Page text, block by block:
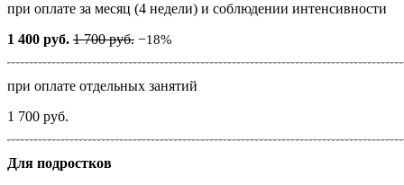
при оплате за месяц (4 недели) и соблюдении интенсивности
1 400 руб. 1 700 руб. −18%
при оплате отдельных занятий
1 700 руб.
Для подростков